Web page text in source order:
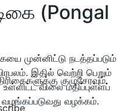
குழுசேரவும்
(Pongal
முன்னிட்டு நடத்தப்படும்
இதில் வெற்றி பெறும்
விலை மதிப்புள்ளப்
வழங்கப்படுவது வழக்கம்.